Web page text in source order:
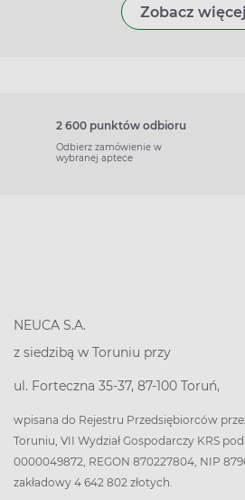
Zobacz więcej
2 600 punktów odbioru
Odbierz zamówienie w
wybranej aptece
NEUCA S.A.
z siedzibą w Toruniu przy
ul. Forteczna 35-37, 87-100 Toruń,
wpisana do Rejestru Przedsiębiorców
Toruniu, VII Wydział Gospodarczy KRS pod
0000049872, REGON 870227804, NIP
zakładowy 4 642 802 złotych.